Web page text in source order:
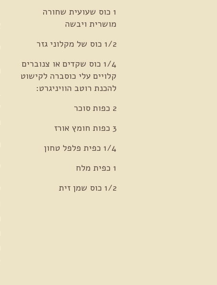
1 כוס שעועית שחורה
מושרית ויבשה
1/2 כוס של מקלוני גזר
1/4 כוס שקדים או צנוברים
קלויים עלי כוסברה לקישוט
להכנת רוטב הוויניגרט:
2 כפות סוכר
3 כפות חומץ אורז
1/4 כפית פלפל טחון
1 כפית מלח
1/2 כוס שמן זית